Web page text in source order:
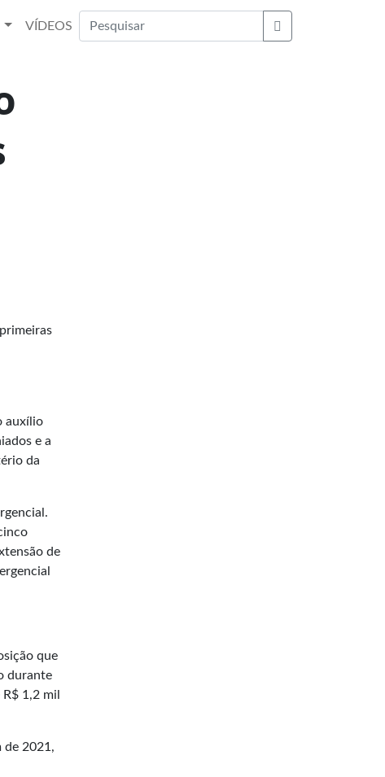
VÍDEOS
Buscar
auxílio
e a
da
de
que
durante
1,2 mil
de 2021,